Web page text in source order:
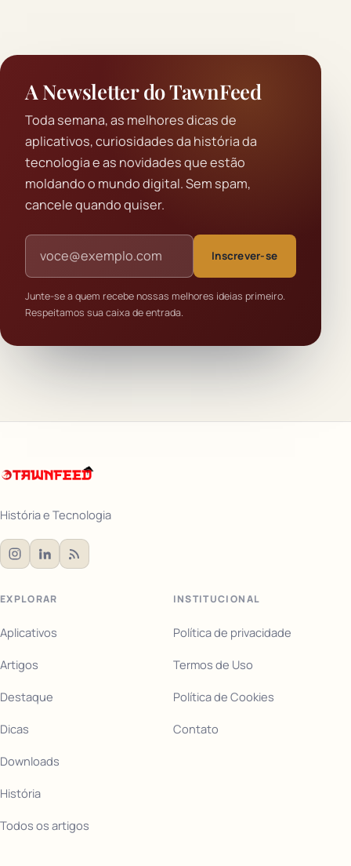
A Newsletter do TawnFeed
Toda semana, as melhores dicas de
aplicativos, curiosidades da história da
tecnologia e as novidades que estão
moldando o mundo digital. Sem spam,
cancele quando quiser.
Endereço de e-mail
Inscrever-se
Junte-se a quem recebe nossas melhores ideias primeiro.
Respeitamos sua caixa de entrada.
História e Tecnologia
EXPLORAR
Aplicativos
Artigos
Destaque
Dicas
Downloads
História
Todos os artigos
INSTITUCIONAL
Política de privacidade
Termos de Uso
Política de Cookies
Contato